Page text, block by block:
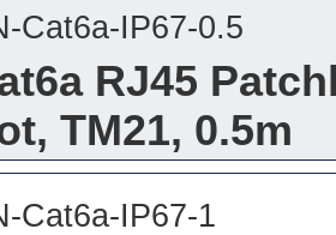
Cat6a-IP67-0.5
RJ45
TM21, 0.5m
Cat6a-IP67-1